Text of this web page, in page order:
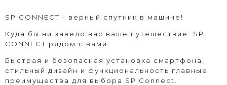
SP CONNECT - верный спутник в машине!
Куда бы ни завело вас ваше путешествие: SP
CONNECT рядом с вами.
Быстрая и безопасная установка смартфона,
стильный дизайн и функциональность главные
преимущества для выбора SP Connect.